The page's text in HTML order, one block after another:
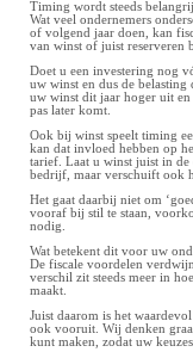
Timing wordt steeds
Wat veel ondernemers
of volgend jaar doen, kan
van winst of juist reserveren
Doet u een investering nog
uw winst en dus de
uw winst dit jaar hoger uit
pas later komt.
Ook bij winst speelt timing
kan dat invloed hebben op
tarief. Laat u winst juist in
bedrijf, maar verschuift ook
Het gaat daarbij niet om
vooraf bij stil te staan,
nodig.
Wat betekent dit voor uw
De fiscale voordelen
verschil zit steeds meer in
maakt.
Juist daarom is het
ook vooruit. Wij denken
kunt maken, zodat uw